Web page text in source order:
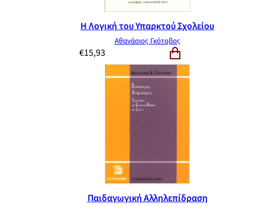
Η Λογική του Υπαρκτού Σχολείου
Αθανάσιος Γκότοβος
€15,93
Παιδαγωγική Αλληλεπίδραση